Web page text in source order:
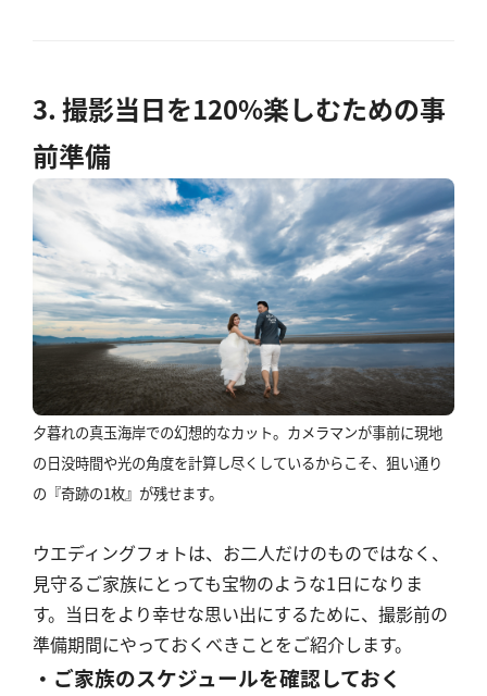
3. 撮影当日を120%楽しむための事
前準備
夕暮れの真玉海岸での幻想的なカット。カメラマンが事前に現地
の日没時間や光の角度を計算し尽くしているからこそ、狙い通り
の『奇跡の1枚』が残せます。
ウエディングフォトは、お二人だけのものではなく、
見守るご家族にとっても宝物のような1日になりま
す。当日をより幸せな思い出にするために、撮影前の
準備期間にやっておくべきことをご紹介します。
・ご家族のスケジュールを確認しておく